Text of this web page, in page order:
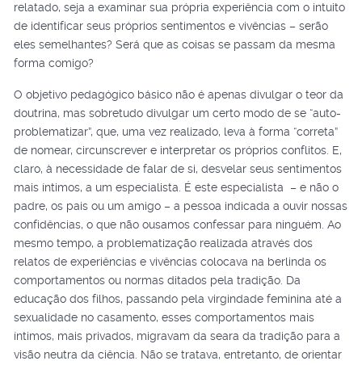
relatado, seja a examinar sua própria experiência com o intuito
de identificar seus próprios sentimentos e vivências – serão
eles semelhantes? Será que as coisas se passam da mesma
forma comigo?
O objetivo pedagógico básico não é apenas divulgar o teor da
doutrina, mas sobretudo divulgar um certo modo de se “auto-
problematizar”, que, uma vez realizado, leva à forma “correta”
de nomear, circunscrever e interpretar os próprios conflitos. E,
claro, à necessidade de falar de si, desvelar seus sentimentos
mais íntimos, a um especialista. É este especialista – e não o
padre, os pais ou um amigo – a pessoa indicada a ouvir nossas
confidências, o que não ousamos confessar para ninguém. Ao
mesmo tempo, a problematização realizada através dos
relatos de experiências e vivências colocava na berlinda os
comportamentos ou normas ditados pela tradição. Da
educação dos filhos, passando pela virgindade feminina até a
sexualidade no casamento, esses comportamentos mais
íntimos, mais privados, migravam da seara da tradição para a
visão neutra da ciência. Não se tratava, entretanto, de orientar